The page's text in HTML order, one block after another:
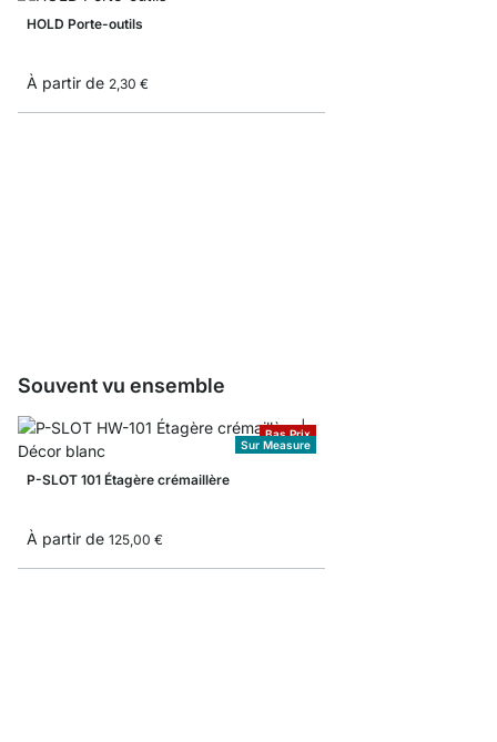
HOLD Porte-outils
À partir de 2,30 €
Souvent vu ensemble
Bas Prix
Sur Measure
P-SLOT 101 Étagère crémaillère
À partir de 125,00 €